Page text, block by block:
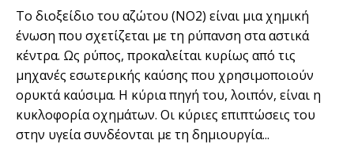
To διοξείδιο του αζώτου (ΝΟ2) είναι μια χημική
ένωση που σχετίζεται με τη ρύπανση στα αστικά
κέντρα. Ως ρύπος, προκαλείται κυρίως από τις
μηχανές εσωτερικής καύσης που χρησιμοποιούν
ορυκτά καύσιμα. Η κύρια πηγή του, λοιπόν, είναι η
κυκλοφορία οχημάτων. Οι κύριες επιπτώσεις του
στην υγεία συνδέονται με τη δημιουργία...